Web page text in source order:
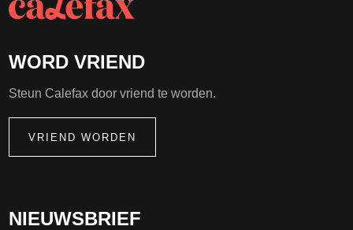
NIEUWSBRIEF
WORD VRIEND
Steun Calefax door vriend te worden.
VRIEND WORDEN